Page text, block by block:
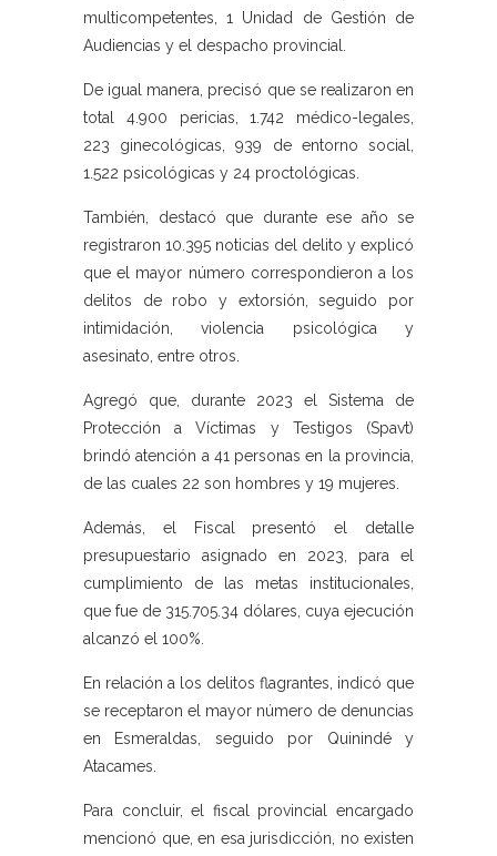
multicompetentes, 1 Unidad de Gestión de
Audiencias y el despacho provincial.
De igual manera, precisó que se realizaron en
total 4.900 pericias, 1.742 médico-legales,
223 ginecológicas, 939 de entorno social,
1.522 psicológicas y 24 proctológicas.
También, destacó que durante ese año se
registraron 10.395 noticias del delito y explicó
que el mayor número correspondieron a los
delitos de robo y extorsión, seguido por
intimidación, violencia psicológica y
asesinato, entre otros.
Agregó que, durante 2023 el Sistema de
Protección a Víctimas y Testigos (Spavt)
brindó atención a 41 personas en la provincia,
de las cuales 22 son hombres y 19 mujeres.
Además, el Fiscal presentó el detalle
presupuestario asignado en 2023, para el
cumplimiento de las metas institucionales,
que fue de 315.705.34 dólares, cuya ejecución
alcanzó el 100%.
En relación a los delitos flagrantes, indicó que
se receptaron el mayor número de denuncias
en Esmeraldas, seguido por Quinindé y
Atacames.
Para concluir, el fiscal provincial encargado
mencionó que, en esa jurisdicción, no existen